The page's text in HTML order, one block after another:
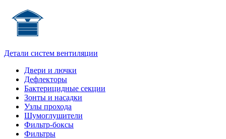
Детали систем вентиляции
Двери и лючки
Дефлекторы
Бактерицидные секции
Зонты и насадки
Узлы прохода
Шумоглушители
Фильтр-боксы
Фильтры